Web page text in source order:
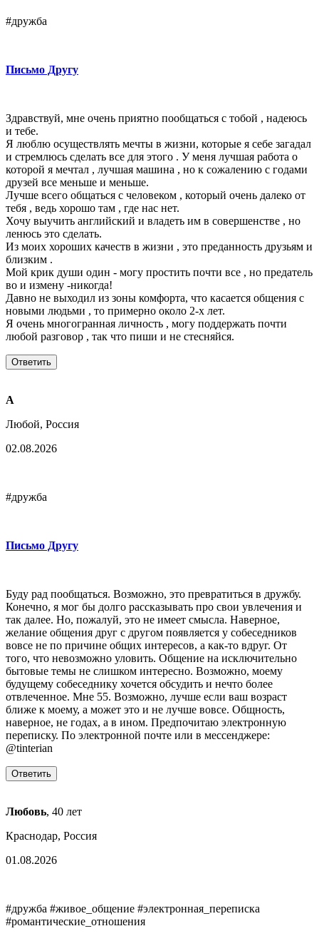
#дружба
Письмо Другу
Здравствуй, мне очень приятно пообщаться с тобой , надеюсь
и тебе.
Я люблю осуществлять мечты в жизни, которые я себе загадал
и стремлюсь сделать все для этого . У меня лучшая работа о
которой я мечтал , лучшая машина , но к сожалению с годами
друзей все меньше и меньше.
Лучше всего общаться с человеком , который очень далеко от
тебя , ведь хорошо там , где нас нет.
Хочу выучить английский и владеть им в совершенстве , но
ленюсь это сделать.
Из моих хороших качеств в жизни , это преданность друзьям и
близким .
Мой крик души один - могу простить почти все , но предатель
во и измену -никогда!
Давно не выходил из зоны комфорта, что касается общения с
новыми людьми , то примерно около 2-х лет.
Я очень многогранная личность , могу поддержать почти
любой разговор , так что пиши и не стесняйся.
A
Любой, Россия
02.08.2026
#дружба
Письмо Другу
Буду рад пообщаться. Возможно, это превратиться в дружбу.
Конечно, я мог бы долго рассказывать про свои увлечения и
так далее. Но, пожалуй, это не имеет смысла. Наверное,
желание общения друг с другом появляется у собеседников
вовсе не по причине общих интересов, а как-то вдруг. От
того, что невозможно уловить. Общение на исключительно
бытовые темы не слишком интересно. Возможно, моему
будущему собеседнику хочется обсудить и нечто более
отвлеченное. Мне 55. Возможно, лучше если ваш возраст
ближе к моему, а может это и не лучше вовсе. Общность,
наверное, не годах, а в ином. Предпочитаю электронную
переписку. По электронной почте или в мессенджере:
@tinterian
Любовь, 40 лет
Краснодар, Россия
01.08.2026
#дружба #живое_общение #электронная_переписка
#романтические_отношения